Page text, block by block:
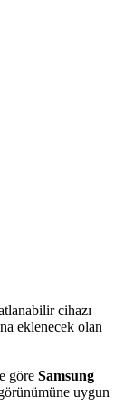
cihazı
eklenecek olan
göre Samsung
uygun